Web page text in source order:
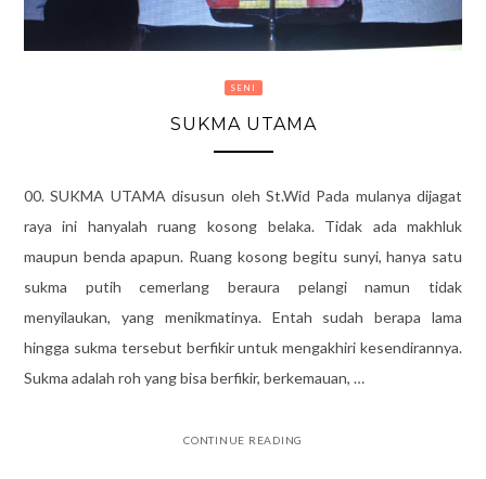
SENI
SUKMA UTAMA
00. SUKMA UTAMA disusun oleh St.Wid Pada mulanya dijagat
raya ini hanyalah ruang kosong belaka. Tidak ada makhluk
maupun benda apapun. Ruang kosong begitu sunyi, hanya satu
sukma putih cemerlang beraura pelangi namun tidak
menyilaukan, yang menikmatinya. Entah sudah berapa lama
hingga sukma tersebut berfikir untuk mengakhiri kesendirannya.
Sukma adalah roh yang bisa berfikir, berkemauan, …
CONTINUE READING